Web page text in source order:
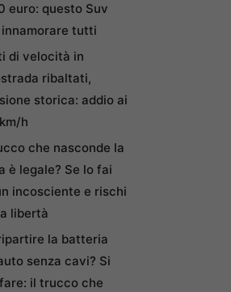
euro: questo Suv
tutti
di velocità in
ribaltati,
storica: addio ai
h
che nasconde la
è legale? Se lo fai
incosciente e rischi
libertà
la batteria
senza cavi? Si
il trucco che